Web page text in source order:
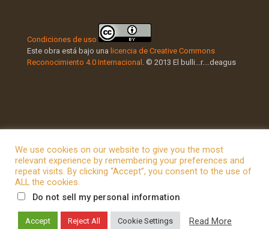
Condiciones de uso
Este obra está bajo una licencia de Creative Commons
Reconocimiento 4.0 Internacional . © 2013 El bulli...r....deagus
© 2026 Betheme by Muffin group
We use cookies on our website to give you the most
relevant experience by remembering your preferences and
repeat visits. By clicking “Accept”, you consent to the use of
ALL the cookies.
Do not sell my personal information.
Accept Reject All Cookie Settings Read More